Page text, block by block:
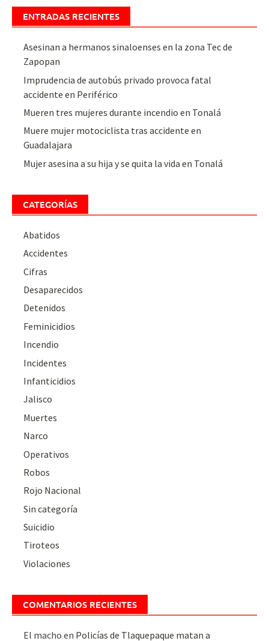
ENTRADAS RECIENTES
Asesinan a hermanos sinaloenses en la zona Tec de
Zapopan
Imprudencia de autobús privado provoca fatal
accidente en Periférico
Mueren tres mujeres durante incendio en Tonalá
Muere mujer motociclista tras accidente en
Guadalajara
Mujer asesina a su hija y se quita la vida en Tonalá
CATEGORÍAS
Abatidos
Accidentes
Cifras
Desaparecidos
Detenidos
Feminicidios
Incendio
Incidentes
Infanticidios
Jalisco
Muertes
Narco
Operativos
Robos
Rojo Nacional
Sin categoría
Suicidio
Tiroteos
Violaciones
COMENTARIOS RECIENTES
El macho en Policías de Tlaquepaque matan a